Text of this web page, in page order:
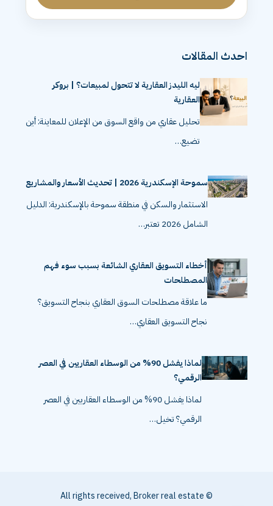
احدث المقالات
ليه الليدز العقارية لا تتحول لمبيعات؟ | بروكر
العقارية
تحليل عقاري من واقع السوق من الإعلان للمعاينة: أين
تضيع…
سموحة الإسكندرية 2026 | تحديث الأسعار والمشاريع
الاستثمار والسكن في منطقة سموحة بالإسكندرية: الدليل
الشامل 2026 تعتبر…
أخطاء التسويق العقاري الشائعة بسبب سوء فهم
المصطلحات
ما علاقة مصطلحات السوق العقاري بنجاح التسويق؟
نجاح التسويق العقاري…
لماذا يفشل 90% من الوسطاء العقاريين في العصر
الرقمي؟
لماذا يفشل 90% من الوسطاء العقاريين في العصر
الرقمي؟ تخيل…
© All rights received, Broker real estate